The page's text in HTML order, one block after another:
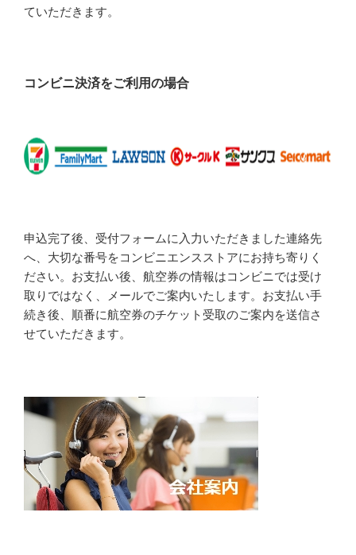
ていただきます。
コンビニ決済をご利用の場合
申込完了後、受付フォームに入力いただきました連絡先
へ、大切な番号をコンビニエンスストアにお持ち寄りく
ださい。お支払い後、航空券の情報はコンビニでは受け
取りではなく、メールでご案内いたします。お支払い手
続き後、順番に航空券のチケット受取のご案内を送信さ
せていただきます。